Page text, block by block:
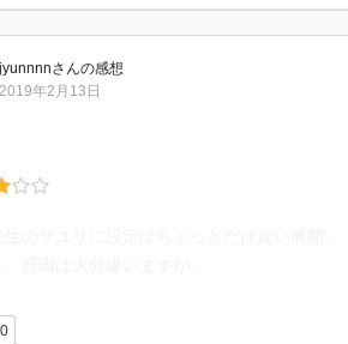
jyunnnnさんの感想
2019年2月13日
0